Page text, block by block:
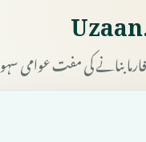
بنانے کی مفت عوامی